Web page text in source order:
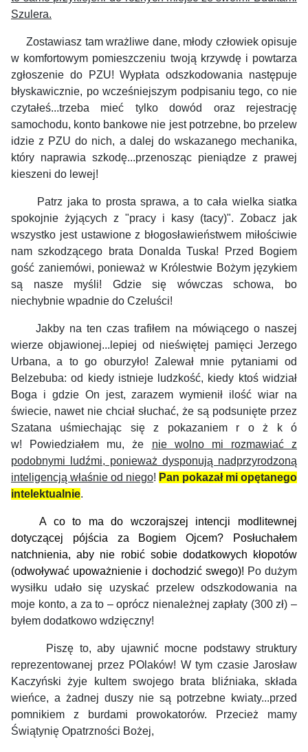
Szulera.
Zostawiasz tam wrażliwe dane, młody człowiek opisuje
w komfortowym pomieszczeniu twoją krzywdę i powtarza
zgłoszenie do PZU!Wypłata odszkodowania następuje
błyskawicznie, po wcześniejszym podpisaniu tego, co nie
czytałeś...trzeba mieć tylko dowód oraz rejestrację
samochodu, konto bankowe nie jest potrzebne, bo przelew
idzie z PZU do nich, a dalej do wskazanego mechanika,
który naprawia szkodę...przenosząc pieniądze z prawej
kieszeni do lewej!
Patrz jaka to prosta sprawa, a to cała wielka siatka
spokojnie żyjących z "pracy i kasy (tacy)". Zobacz jak
wszystko jest ustawione z błogosławieństwem miłościwie
nam szkodzącego brata Donalda Tuska!
Przed Bogiem
gość zaniemówi, ponieważ w Królestwie Bożym językiem
są nasze myśli! Gdzie się wówczas schowa, bo
niechybnie wpadnie do Czeluści!
Jakby na ten czas trafiłem na mówiącego o naszej
wierze objawionej...lepiej od nieświętej pamięci Jerzego
Urbana, a to go oburzyło! Zalewał mnie pytaniami od
Belzebuba: od kiedy istnieje ludzkość, kiedy ktoś widział
Boga i gdzie On jest, zarazem wymienił ilość wiar na
świecie, nawet nie chciał słuchać, że są podsunięte przez
Szatana uśmiechając się z pokazaniem r o ż k ó
w!
Powiedziałem mu, że nie wolno mi rozmawiać z
podobnymi ludźmi, ponieważ dysponują nadprzyrodzoną
inteligencją właśnie od niego! Pan pokazał mi opętanego
intelektualnie.
A co to ma do wczorajszej intencji modlitewnej
dotyczącej pójścia za Bogiem Ojcem? Posłuchałem
natchnienia, aby nie robić sobie dodatkowych kłopotów
(odwoływać upoważnienie i dochodzić swego)! Po dużym
wysiłku udało się uzyskać przelew odszkodowania na
moje konto, a za to – oprócz nienależnej zapłaty (300 zł) –
byłem dodatkowo wdzięczny!
Piszę to, aby ujawnić mocne podstawy struktury
reprezentowanej przez POlaków! W tym czasie Jarosław
Kaczyński żyje kultem swojego brata bliźniaka, składa
wieńce, a żadnej duszy nie są potrzebne kwiaty...przed
pomnikiem z burdami prowokatorów. Przecież mamy
Świątynię Opatrzności Bożej,